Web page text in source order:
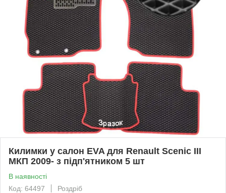
Килимки у салон EVA для Renault Scenic III
МКП 2009- з підп'ятником 5 шт
В наявності
Код: 64497
Роздріб